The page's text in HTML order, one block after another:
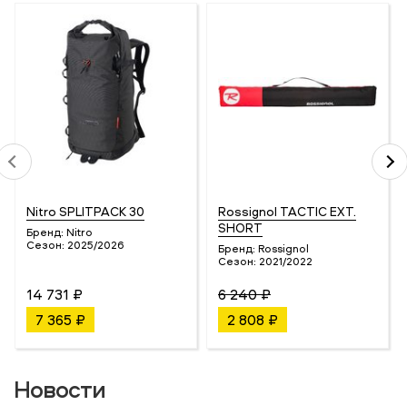
Nitro SPLITPACK 30
Бренд: Nitro
Сезон: 2025/2026
14 731 ₽
7 365 ₽
Rossignol TACTIC EXT.
SHORT
Бренд: Rossignol
Сезон: 2021/2022
6 240 ₽
2 808 ₽
Новости